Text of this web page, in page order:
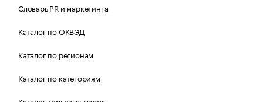
Словарь PR и маркетинга
Каталог по ОКВЭД
Каталог по регионам
Каталог по категориям